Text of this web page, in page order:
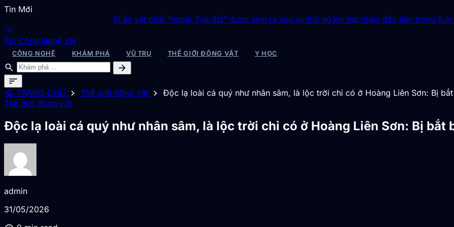
Tin Mới
Bí ẩn vật chất “ngoài Trái đất” được sinh ra sau vụ thử vũ khí hạt nhân đầu tiên trong lịch sử◆Bí ẩn tảng
blur_on
Tin Công Nghệ VN
CÔNG NGHỆ KHÁM PHÁ VŨ TRỤ THẾ GIỚI ĐỘNG VẬT Y HỌC
search
arrow_forward
sort
home TRANG CHỦ chevron_right Thế giới động vật chevron_right Độc lạ loài cá quý như nhân sâm, là lộc trời chỉ có ở Hoàng Liên Sơn: Bị
Thế giới động vật
Độc lạ loài cá quý như nhân sâm, là lộc trời chỉ có ở Hoàng Liên Sơn: Bị bắt
admin
31/05/2026